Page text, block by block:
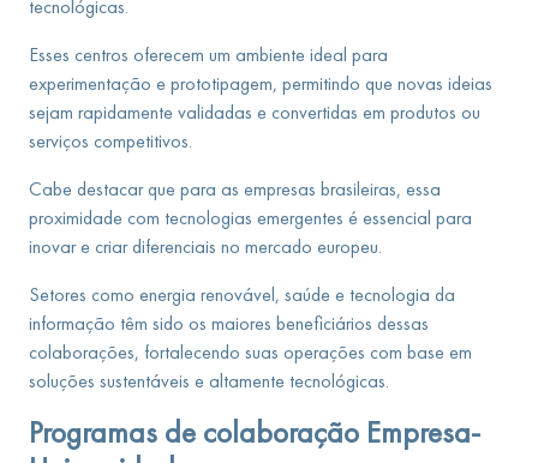
tecnológicas.
Esses centros oferecem um ambiente ideal para
experimentação e prototipagem, permitindo que novas ideias
sejam rapidamente validadas e convertidas em produtos ou
serviços competitivos.
Cabe destacar que para as empresas brasileiras, essa
proximidade com tecnologias emergentes é essencial para
inovar e criar diferenciais no mercado europeu.
Setores como energia renovável, saúde e tecnologia da
informação têm sido os maiores beneficiários dessas
colaborações, fortalecendo suas operações com base em
soluções sustentáveis e altamente tecnológicas.
Programas de colaboração Empresa-